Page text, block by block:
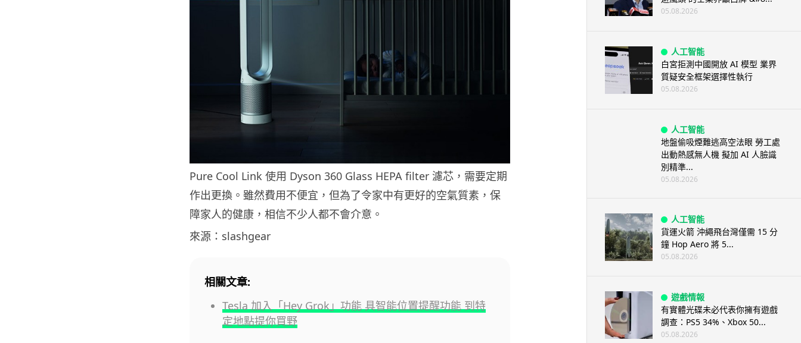
Pure Cool Link 使用 Dyson 360 Glass HEPA filter 濾芯，需要定期
作出更換。雖然費用不便宜，但為了令家中有更好的空氣質素，保
障家人的健康，相信不少人都不會介意。
來源：slashgear
相關文章:
Tesla 加入「Hey Grok」功能 具智能位置提醒功能 到特
定地點提你買野
05.08.2026
人工智能
白宮拒測中國開放 AI 模型 業界
質疑安全框架選擇性執行
05.08.2026
人工智能
地盤偷吸煙難逃高空法眼 勞工處
出動熱感無人機 擬加 AI 人臉識
別精準...
05.08.2026
人工智能
貨運火箭 沖繩飛台灣僅需 15 分
鐘 Hop Aero 將 5...
05.08.2026
遊戲情報
有實體光碟未必代表你擁有遊戲
調查：PS5 34%、Xbox 50...
05.08.2026